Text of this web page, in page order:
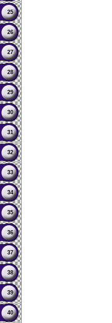
25
26
27
28
29
30
31
32
33
34
35
36
37
38
39
40